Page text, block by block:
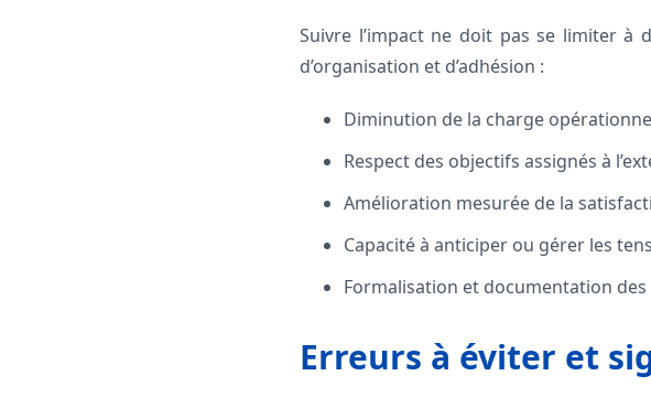
Suivre l’impact ne doit pas se limiter à
d’organisation et d’adhésion :
Diminution de la charge
Respect des objectifs assignés à
Amélioration mesurée de la
Capacité à anticiper ou gérer les
Formalisation et documentation
Erreurs à éviter et